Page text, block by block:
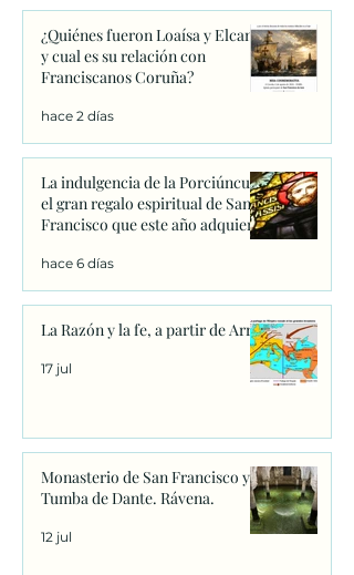
¿Quiénes fueron Loaísa y Elcano
y cual es su relación con
Franciscanos Coruña?
hace 2 días
La indulgencia de la Porciúncula:
el gran regalo espiritual de San
Francisco que este año adquiere
hace 6 días
La Razón y la fe, a partir de Arrio
17 jul
Monasterio de San Francisco y
Tumba de Dante. Rávena.
12 jul